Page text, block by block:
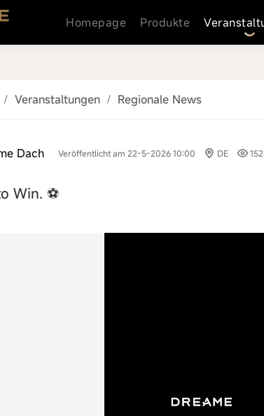
Homepage Produkte
/ Veranstaltungen / Regionale News
Dach Veröffentlicht am 22-5-2026 10:00 DE
Win. ⚽